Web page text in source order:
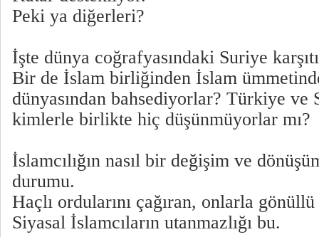
Peki ya diğerleri?
İşte dünya coğrafyasındaki Suriye
Bir de İslam birliğinden İslam
dünyasından bahsediyorlar? Türkiye ve
kimlerle birlikte hiç düşünmüyorlar mı?
İslamcılığın nasıl bir değişim ve
durumu.
Haçlı ordularını çağıran, onlarla
Siyasal İslamcıların utanmazlığı bu.